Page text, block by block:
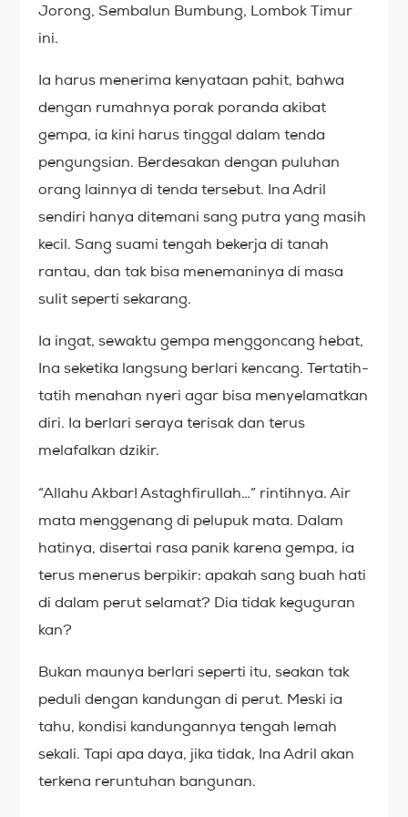
Jorong, Sembalun Bumbung, Lombok Timur
ini.
Ia harus menerima kenyataan pahit, bahwa
dengan rumahnya porak poranda akibat
gempa, ia kini harus tinggal dalam tenda
pengungsian. Berdesakan dengan puluhan
orang lainnya di tenda tersebut. Ina Adril
sendiri hanya ditemani sang putra yang masih
kecil. Sang suami tengah bekerja di tanah
rantau, dan tak bisa menemaninya di masa
sulit seperti sekarang.
Ia ingat, sewaktu gempa menggoncang hebat,
Ina seketika langsung berlari kencang. Tertatih-
tatih menahan nyeri agar bisa menyelamatkan
diri. Ia berlari seraya terisak dan terus
melafalkan dzikir.
“Allahu Akbar! Astaghfirullah…” rintihnya. Air
mata menggenang di pelupuk mata. Dalam
hatinya, disertai rasa panik karena gempa, ia
terus menerus berpikir: apakah sang buah hati
di dalam perut selamat? Dia tidak keguguran
kan?
Bukan maunya berlari seperti itu, seakan tak
peduli dengan kandungan di perut. Meski ia
tahu, kondisi kandungannya tengah lemah
sekali. Tapi apa daya, jika tidak, Ina Adril akan
terkena reruntuhan bangunan.